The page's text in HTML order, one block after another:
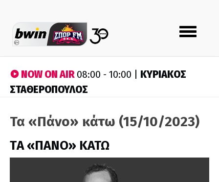
Toggle
navigation
NOW ON AIR08:00 - 10:00 | ΚΥΡΙΑΚΟΣ
ΣΤΑΘΕΡΟΠΟΥΛΟΣ
Τα «Πάνο» κάτω (15/10/2023)
ΤA «ΠΑΝΟ» ΚΑΤΩ